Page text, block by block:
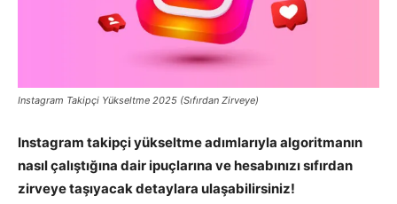
–
SEO,
Instagram Takipçi Yükseltme 2025 (Sıfırdan Zirveye)
Instagram takipçi yükseltme adımlarıyla algoritmanın
nasıl çalıştığına dair ipuçlarına ve hesabınızı sıfırdan
zirveye taşıyacak detaylara ulaşabilirsiniz!